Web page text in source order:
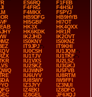
ES6RQ
F1FEB
F4FRG
F4HSU
F4MKX
F5PYJ
HB9DFG
HB9HYB
HI5GBF
HI7OT
HK3X
HK4QXX
HK6KDK
HR1R
IK2JHD
IK2OVT
IS0KNY
IS0KNZ
IT9JPJ
IT9KHI
IU0CSH
IU1JQM
IU1TJV
IU1TKF
IU1VXS
IU2LSZ
IU2SKZ
IU3GKJ
IU3WNP
IU5FVB
IU6UYV
IU8RTM
IU8SWY
IW9FFI
IZ3JYY
IZ3NUI
IZ4EKI
IZ8DFO
IZ8GEL
JF6XQJ